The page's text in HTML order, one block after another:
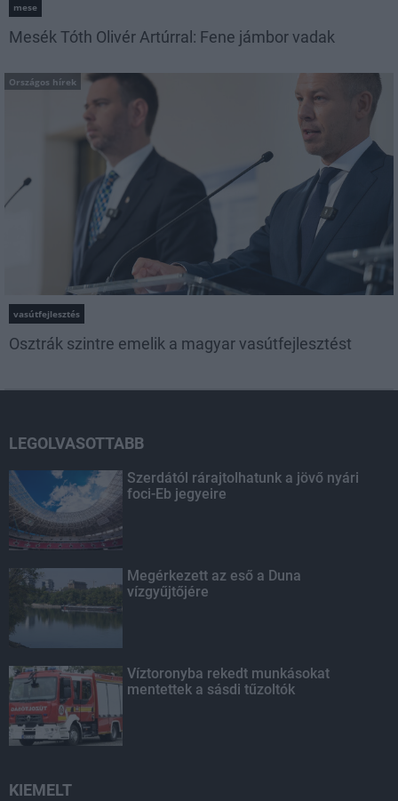
mese
Mesék Tóth Olivér Artúrral: Fene jámbor vadak
Országos hírek
vasútfejlesztés
Osztrák szintre emelik a magyar vasútfejlesztést
LEGOLVASOTTABB
Szerdától rárajtolhatunk a jövő nyári
foci-Eb jegyeire
Megérkezett az eső a Duna
vízgyűjtőjére
Víztoronyba rekedt munkásokat
mentettek a sásdi tűzoltók
KIEMELT